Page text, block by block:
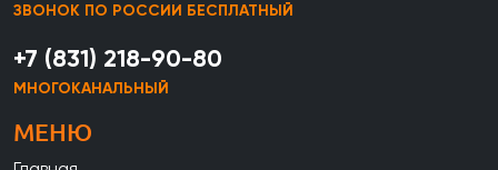
ЗВОНОК ПО РОССИИ БЕСПЛАТНЫЙ
+7 (831) 218-90-80
МНОГОКАНАЛЬНЫЙ
МЕНЮ